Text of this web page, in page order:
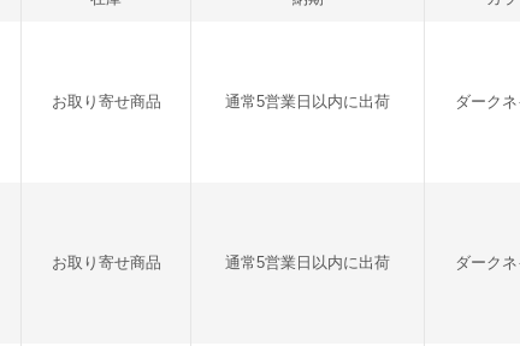
お取り寄せ商品 通常5営業日以内に出荷 ダーク
お取り寄せ商品 通常5営業日以内に出荷 ダーク